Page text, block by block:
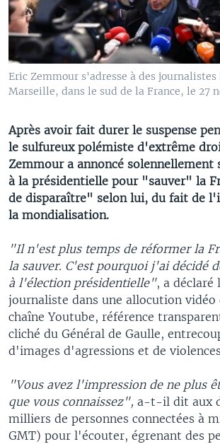
Eric Zemmour s'adresse à des
Marseille, dans le sud de la France, le 27
Après avoir fait durer le suspense
le sulfureux polémiste d'extrême
Zemmour a annoncé solennellement
à la présidentielle pour "sauver" la
de disparaître" selon lui, du fait de
la mondialisation.
"Il n'est plus temps de réformer la
la sauver. C'est pourquoi j'ai décidé
à l'élection présidentielle", a déclaré
journaliste dans une allocution vidéo
chaîne Youtube, référence
cliché du Général de Gaulle,
d'images d'agressions et de
"Vous avez l'impression de ne plus
que vous connaissez", a-t-il dit aux
milliers de personnes connectées à
GMT) pour l'écouter, égrenant des